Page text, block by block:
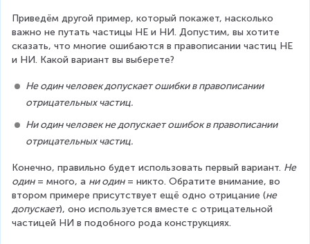
Приведём другой пример, который покажет, насколько
важно не путать частицы НЕ и НИ. Допустим, вы хотите
сказать, что многие ошибаются в правописании частиц НЕ
и НИ. Какой вариант вы выберете?
Не один человек допускает ошибки в правописании
отрицательных частиц.
Ни один человек не допускает ошибок в правописании
отрицательных частиц.
Конечно, правильно будет использовать первый вариант. Не
один = много, а ни один = никто. Обратите внимание, во
втором примере присутствует ещё одно отрицание (не
допускает), оно используется вместе с отрицательной
частицей НИ в подобного рода конструкциях.